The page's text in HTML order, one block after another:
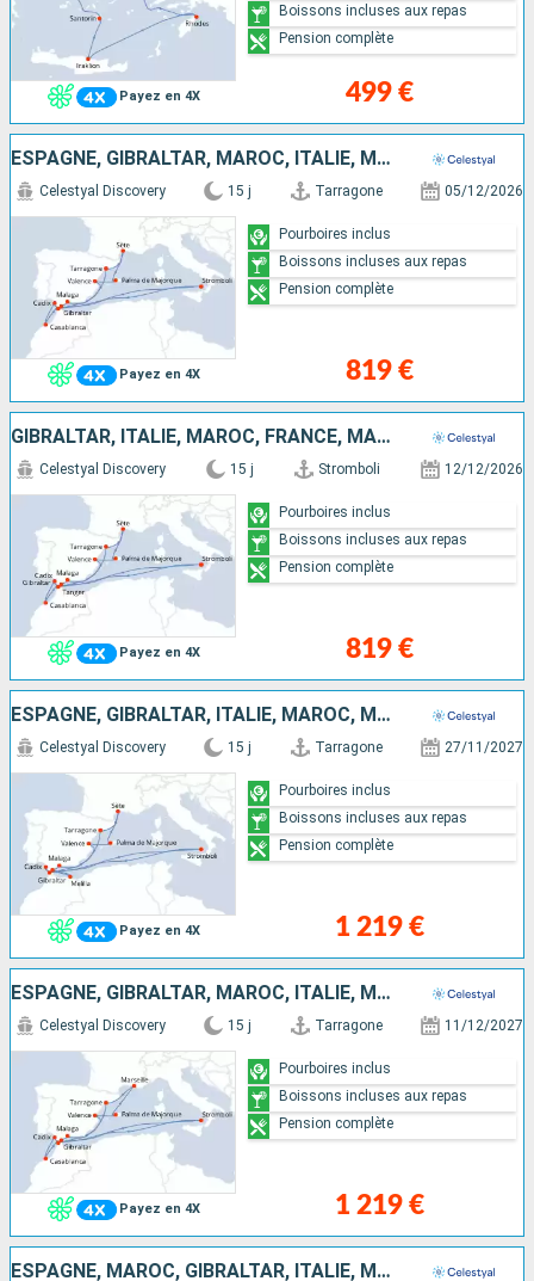
Payez en 4X 499 €
Boissons incluses aux repas
Pension complète
ESPAGNE, GIBRALTAR, MAROC, ITALIE, MAJORQUE, FRANCE
Payez en 4X
Celestyal Discovery 15 j Tarragone 05/12/2026
819 €
Pourboires inclus
Boissons incluses aux repas
Pension complète
GIBRALTAR, ITALIE, MAROC, FRANCE, MAJORQUE, ESPAGNE
Payez en 4X
Celestyal Discovery 15 j Stromboli 12/12/2026
819 €
Pourboires inclus
Boissons incluses aux repas
Pension complète
ESPAGNE, GIBRALTAR, ITALIE, MAROC, MAJORQUE, FRANCE
Payez en 4X
Celestyal Discovery 15 j Tarragone 27/11/2027
1 219 €
Pourboires inclus
Boissons incluses aux repas
Pension complète
ESPAGNE, GIBRALTAR, MAROC, ITALIE, MAJORQUE, FRANCE
Payez en 4X
Celestyal Discovery 15 j Tarragone 11/12/2027
1 219 €
Pourboires inclus
Boissons incluses aux repas
Pension complète
ESPAGNE, MAROC, GIBRALTAR, ITALIE, MAJORQUE, FRANCE